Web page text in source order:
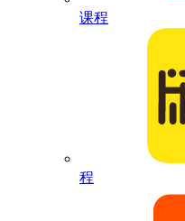
课程
程